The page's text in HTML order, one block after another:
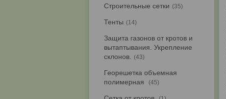
Строительные сетки 35
Тенты 14
Защита газонов от кротов и
вытаптывания. Укрепление
склонов.
43
Георешетка объемная
полимерная
45